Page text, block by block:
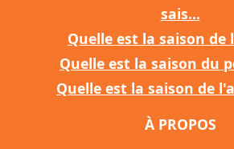
sais...
Quelle est la saison de
Quelle est la saison du
Quelle est la saison de
À PROPOS